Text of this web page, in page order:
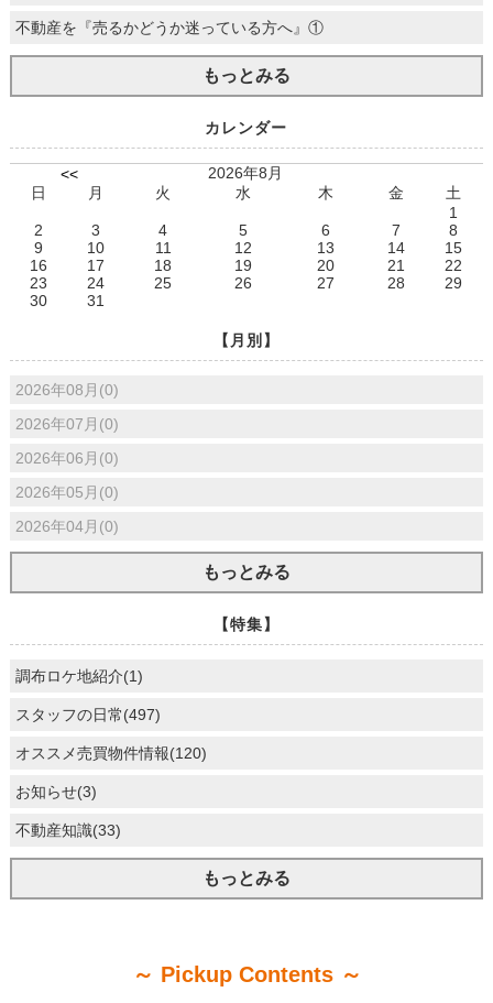
不動産を『売るかどうか迷っている方へ』①
もっとみる
カレンダー
<<
2026年8月
日
月 火 水 木 金
土
1
2
3 4 5 6 7
8
9
10 11 12 13 14
15
16
17 18 19 20 21
22
23
24 25 26 27 28
29
30
31
【月別】
2026年08月(0)
2026年07月(0)
2026年06月(0)
2026年05月(0)
2026年04月(0)
もっとみる
【特集】
調布ロケ地紹介(1)
スタッフの日常(497)
オススメ売買物件情報(120)
お知らせ(3)
不動産知識(33)
もっとみる
～ Pickup Contents ～